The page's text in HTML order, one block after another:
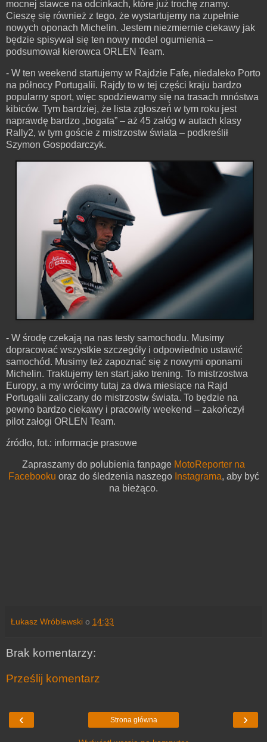
mocnej stawce na odcinkach, które już trochę znamy.
Cieszę się również z tego, że wystartujemy na zupełnie
nowych oponach Michelin. Jestem niezmiernie ciekawy jak
będzie spisywał się ten nowy model ogumienia –
podsumował kierowca ORLEN Team.
- W ten weekend startujemy w Rajdzie Fafe, niedaleko Porto
na północy Portugalii. Rajdy to w tej części kraju bardzo
popularny sport, więc spodziewamy się na trasach mnóstwa
kibiców. Tym bardziej, że lista zgłoszeń w tym roku jest
naprawdę bardzo „bogata” – aż 45 załóg w autach klasy
Rally2, w tym goście z mistrzostw świata – podkreślił
Szymon Gospodarczyk.
- W środę czekają na nas testy samochodu. Musimy
dopracować wszystkie szczegóły i odpowiednio ustawić
samochód. Musimy też zapoznać się z nowymi oponami
Michelin. Traktujemy ten start jako trening. To mistrzostwa
Europy, a my wrócimy tutaj za dwa miesiące na Rajd
Portugalii zaliczany do mistrzostw świata. To będzie na
pewno bardzo ciekawy i pracowity weekend – zakończył
pilot załogi ORLEN Team.
źródło, fot.: informacje prasowe
Zapraszamy do polubienia fanpage MotoReporter na
Facebooku oraz do śledzenia naszego Instagrama, aby być
na bieżąco.
Łukasz Wróblewski o 14:33
Brak komentarzy:
Prześlij komentarz
‹ ›
Strona główna